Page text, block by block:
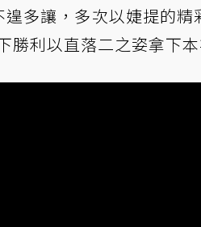
多讓，多次以婕提的精
勝利以直落二之姿拿下